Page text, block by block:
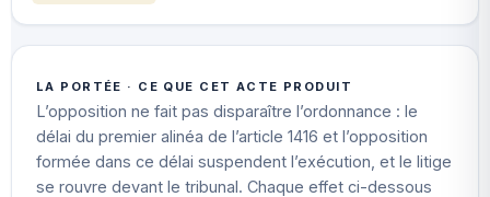
LA PORTÉE · CE QUE CET ACTE PRODUIT
L’opposition ne fait pas disparaître l’ordonnance : le
délai du premier alinéa de l’article 1416 et l’opposition
formée dans ce délai suspendent l’exécution, et le litige
se rouvre devant le tribunal. Chaque effet ci-dessous